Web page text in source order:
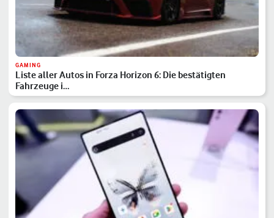
GAMING
Liste aller Autos in Forza Horizon 6: Die bestätigten
Fahrzeuge i…